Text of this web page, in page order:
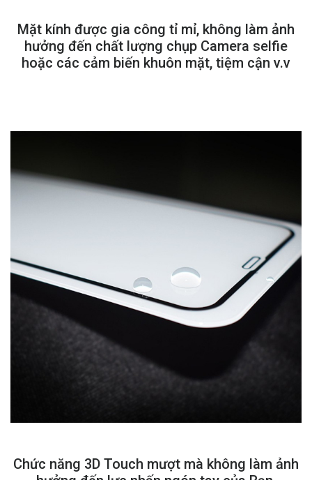
Mặt kính được gia công tỉ mỉ, không làm ảnh
hưởng đến chất lượng chụp Camera selfie
hoặc các cảm biến khuôn mặt, tiệm cận v.v
Chức năng 3D Touch mượt mà không làm ảnh